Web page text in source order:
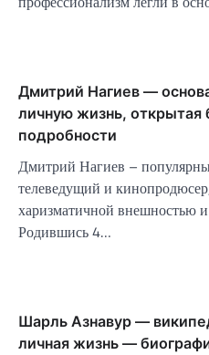
Дмитрий Нагиев —
личную жизнь, открытая
подробности
Дмитрий Нагиев –
телеведущий и
харизматичной внешностью
Родившись 4…
Шарль Азнавур —
личная жизнь —